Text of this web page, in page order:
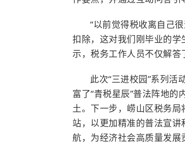
“以前觉得税收离自己
扣除，这对我们刚毕业的学
示，税务工作人员不仅解答
此次“三进校园”系列活
富了“青税星辰”普法阵地的
土。下一步，崂山区税务局
站，以更加精准的普法宣
航，为经济社会高质量发展